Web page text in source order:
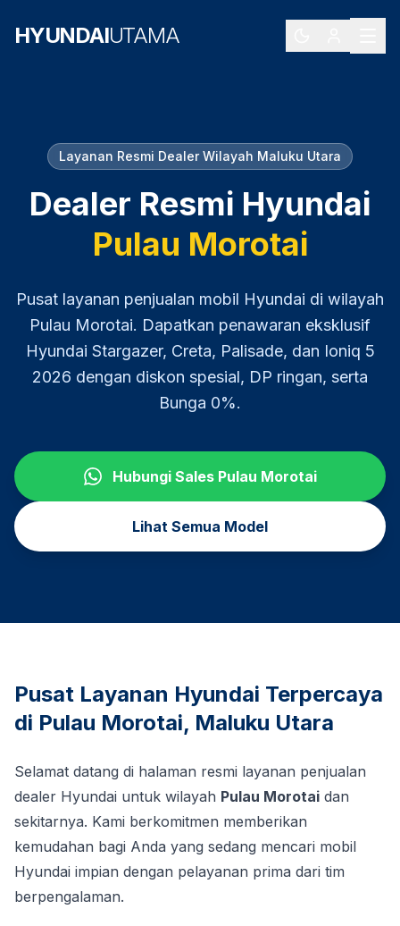
HYUNDAIUTAMA
Layanan Resmi Dealer Wilayah Maluku Utara
Dealer Resmi Hyundai
Pulau Morotai
Pusat layanan penjualan mobil Hyundai di wilayah
Pulau Morotai. Dapatkan penawaran eksklusif
Hyundai Stargazer, Creta, Palisade, dan Ioniq 5
2026 dengan diskon spesial, DP ringan, serta
Bunga 0%.
Hubungi Sales Pulau Morotai
Lihat Semua Model
Pusat Layanan Hyundai Terpercaya
di Pulau Morotai, Maluku Utara
Selamat datang di halaman resmi layanan penjualan
dealer Hyundai untuk wilayah Pulau Morotai dan
sekitarnya. Kami berkomitmen memberikan
kemudahan bagi Anda yang sedang mencari mobil
Hyundai impian dengan pelayanan prima dari tim
berpengalaman.